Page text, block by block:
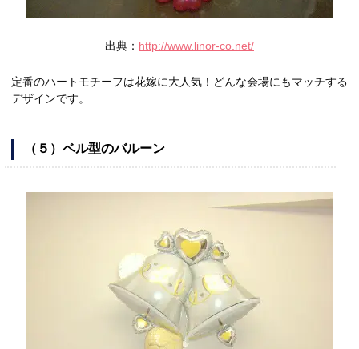
出典： http://www.linor-co.net/
定番のハートモチーフは花嫁に大人気！どんな会場にもマッチする
デザインです。
（５）ベル型のバルーン